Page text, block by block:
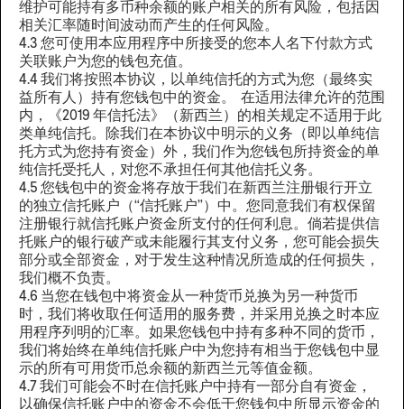
维护可能持有多币种余额的账户相关的所有风险，包括因
相关汇率随时间波动而产生的任何风险。
4.3 您可使用本应用程序中所接受的您本人名下付款方式
关联账户为您的钱包充值。
4.4 我们将按照本协议，以单纯信托的方式为您（最终实
益所有人）持有您钱包中的资金。 在适用法律允许的范围
内，《2019 年信托法》（新西兰）的相关规定不适用于此
类单纯信托。除我们在本协议中明示的义务（即以单纯信
托方式为您持有资金）外，我们作为您钱包所持资金的单
纯信托受托人，对您不承担任何其他信托义务。
4.5 您钱包中的资金将存放于我们在新西兰注册银行开立
的独立信托账户（“信托账户”）中。您同意我们有权保留
注册银行就信托账户资金所支付的任何利息。倘若提供信
托账户的银行破产或未能履行其支付义务，您可能会损失
部分或全部资金，对于发生这种情况所造成的任何损失，
我们概不负责。
4.6 当您在钱包中将资金从一种货币兑换为另一种货币
时，我们将收取任何适用的服务费，并采用兑换之时本应
用程序列明的汇率。如果您钱包中持有多种不同的货币，
我们将始终在单纯信托账户中为您持有相当于您钱包中显
示的所有可用货币总余额的新西兰元等值金额。
4.7 我们可能会不时在信托账户中持有一部分自有资金，
以确保信托账户中的资金不会低于您钱包中所显示资金的